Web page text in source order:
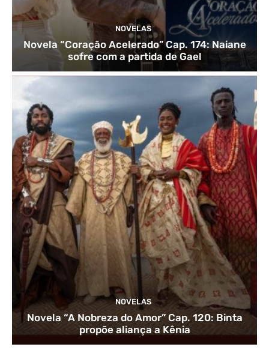
NOVELAS
Novela “Coração Acelerado” Cap. 174: Naiane
sofre com a partida de Gael
NOVELAS
Novela “A Nobreza do Amor” Cap. 120: Binta
propõe aliança a Kênia